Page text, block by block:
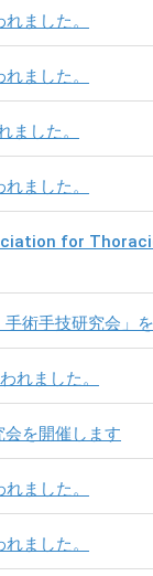
ました。
ました。
した。
ました。
for
術手技研究会」
れました。
を開催します
ました。
ました。